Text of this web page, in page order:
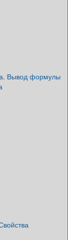
Вывод формулы